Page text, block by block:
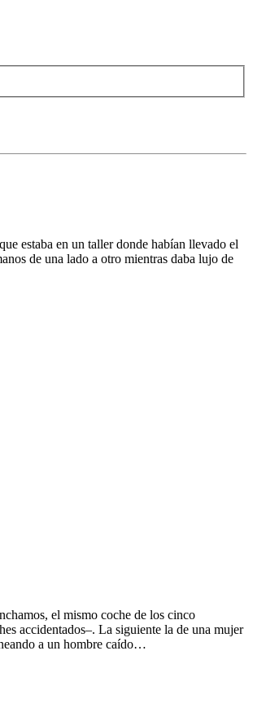
estaba en un taller donde habían llevado el
de una lado a otro mientras daba lujo de
el mismo coche de los cinco
accidentados–. La siguiente la de una mujer
a un hombre caído…